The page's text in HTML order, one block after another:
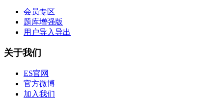
会员专区
题库增强版
用户导入导出
关于我们
ES官网
官方微博
加入我们